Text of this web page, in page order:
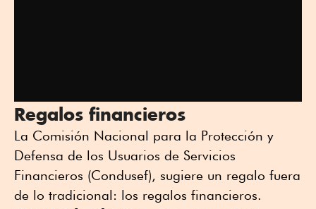
Regalos financieros
La Comisión Nacional para la Protección y
Defensa de los Usuarios de Servicios
Financieros (Condusef), sugiere un regalo fuera
de lo tradicional: los regalos financieros.